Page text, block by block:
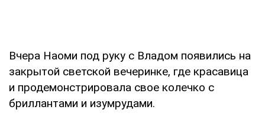
Вчера Наоми под руку с Владом появились на
закрытой светской вечеринке, где красавица
и продемонстрировала свое колечко с
бриллантами и изумрудами.